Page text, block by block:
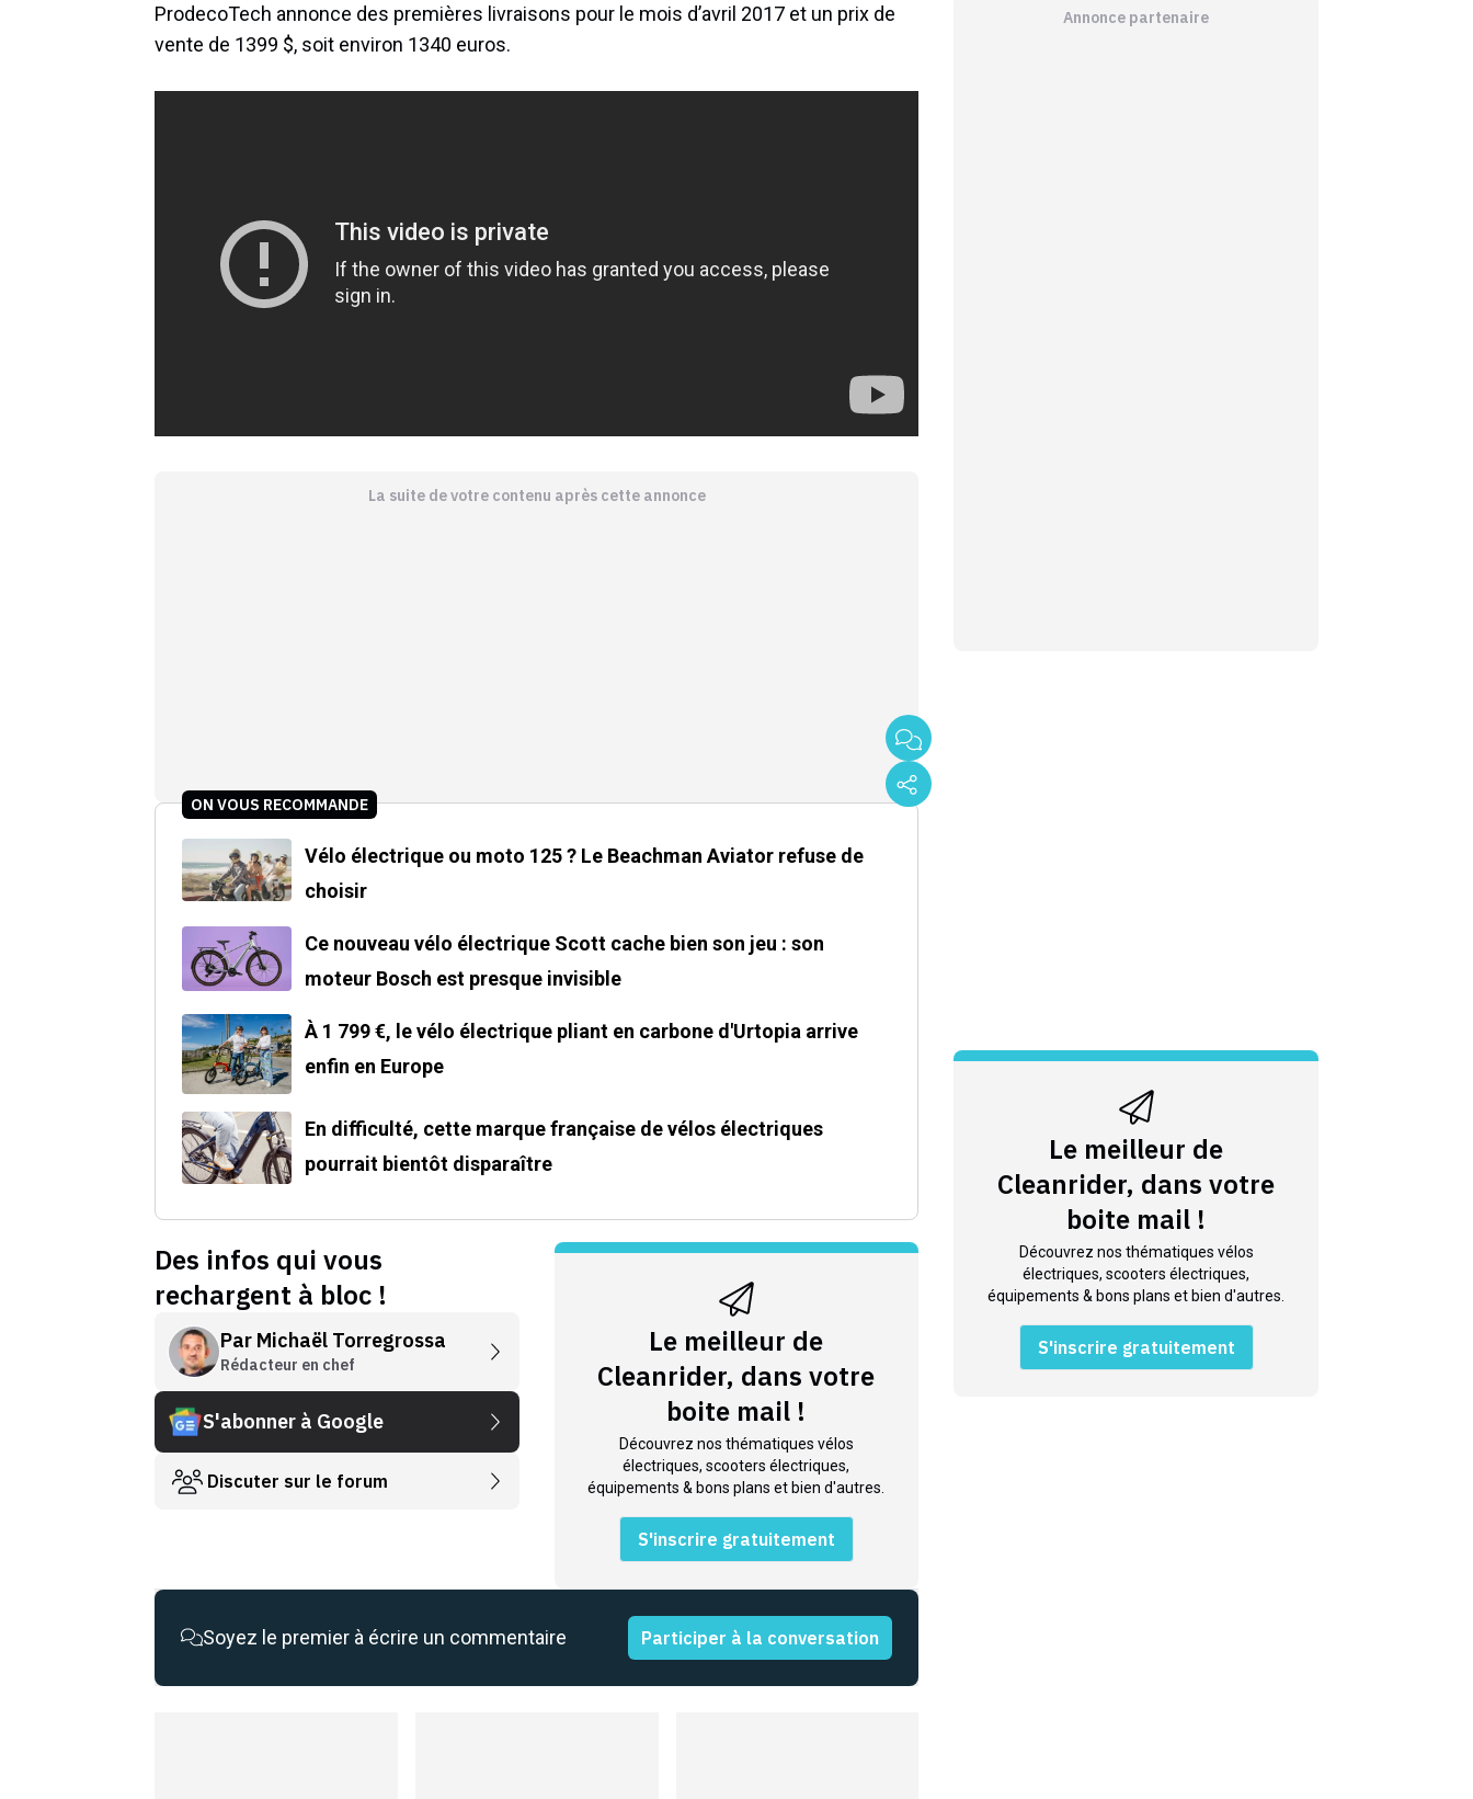
ProdecoTech annonce des premières livraisons pour le mois d’avril 2017 et un prix de
vente de 1399 $, soit environ 1340 euros.
La suite de votre contenu après cette annonce
ON VOUS RECOMMANDE
Vélo électrique ou moto 125 ? Le Beachman Aviator refuse de
choisir
Ce nouveau vélo électrique Scott cache bien son jeu : son
moteur Bosch est presque invisible
À 1 799 €, le vélo électrique pliant en carbone d'Urtopia arrive
enfin en Europe
En difficulté, cette marque française de vélos électriques
pourrait bientôt disparaître
Des infos qui vous
rechargent à bloc !
Par Michaël Torregrossa
Rédacteur en chef
S'abonner à Google
Discuter sur le forum
Le meilleur de
Cleanrider, dans votre
boite mail !
Découvrez nos thématiques vélos
électriques, scooters électriques,
équipements & bons plans et bien d'autres.
S'inscrire gratuitement
Soyez le premier à écrire un commentaire Participer à la conversation
Annonce partenaire
Le meilleur de
Cleanrider, dans votre
boite mail !
Découvrez nos thématiques vélos
électriques, scooters électriques,
équipements & bons plans et bien d'autres.
S'inscrire gratuitement